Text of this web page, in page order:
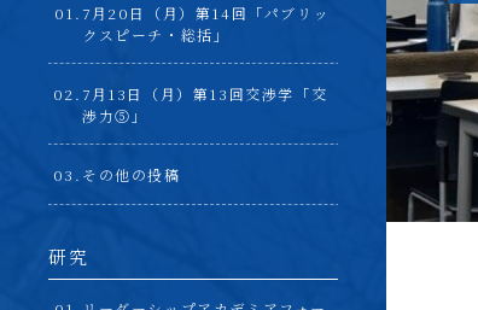
7月20日（月）第14回「パブリッ
クスピーチ・総括」
7月13日（月）第13回交渉学「交
渉力⑤」
その他の投稿
研究